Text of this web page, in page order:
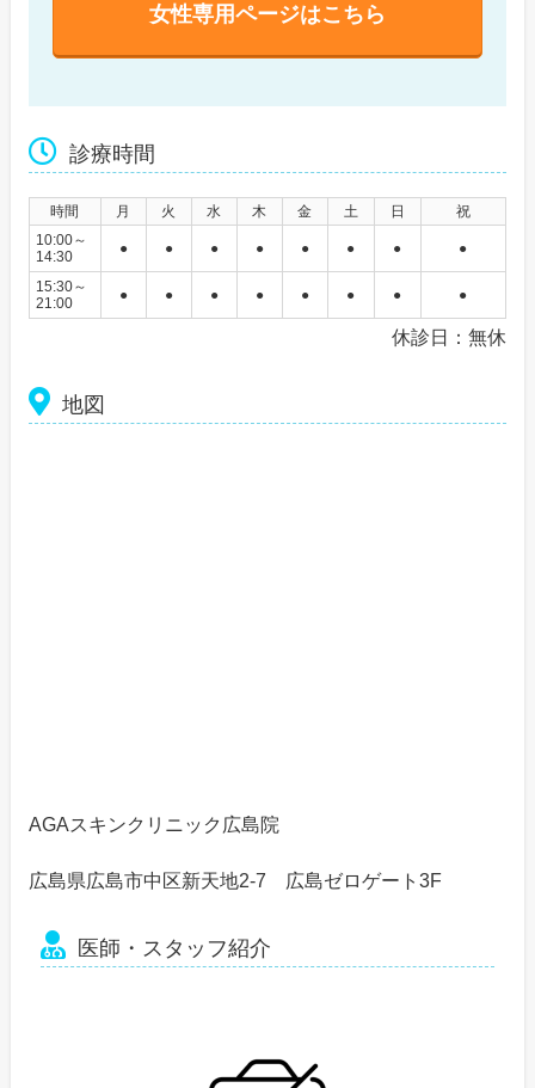
女性専用ページはこちら
診療時間
時間 月 火 水 木 金 土 日
祝
10:00～
14:30
● ● ● ● ● ● ● ●
15:30～
21:00
● ● ● ● ● ● ● ●
休診日：無休
地図
AGAスキンクリニック広島院
広島県広島市中区新天地2-7 広島ゼロゲート3F
医師・スタッフ紹介